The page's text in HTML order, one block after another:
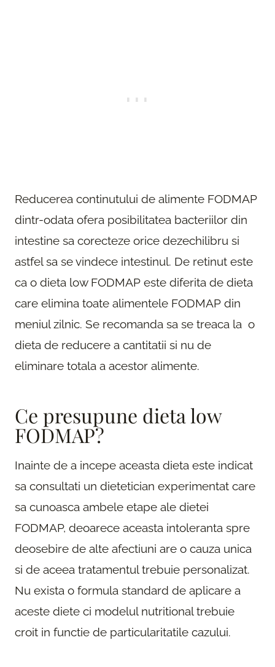
Reducerea continutului de alimente FODMAP
dintr-odata ofera posibilitatea bacteriilor din
intestine sa corecteze orice dezechilibru si
astfel sa se vindece intestinul. De retinut este
ca o dieta low FODMAP este diferita de dieta
care elimina toate alimentele FODMAP din
meniul zilnic. Se recomanda sa se treaca la o
dieta de reducere a cantitatii si nu de
eliminare totala a acestor alimente.
Ce presupune dieta low
FODMAP?
Inainte de a incepe aceasta dieta este indicat
sa consultati un dietetician experimentat care
sa cunoasca ambele etape ale dietei
FODMAP, deoarece aceasta intoleranta spre
deosebire de alte afectiuni are o cauza unica
si de aceea tratamentul trebuie personalizat.
Nu exista o formula standard de aplicare a
aceste diete ci modelul nutritional trebuie
croit in functie de particularitatile cazului.